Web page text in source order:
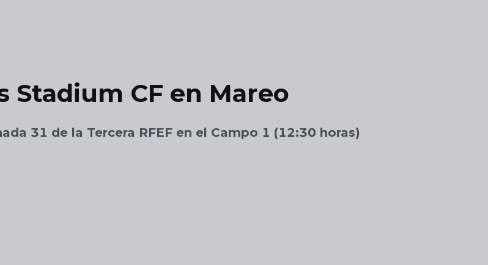
CF en Mareo
31 de la Tercera RFEF en el Campo 1 (12:30 horas)